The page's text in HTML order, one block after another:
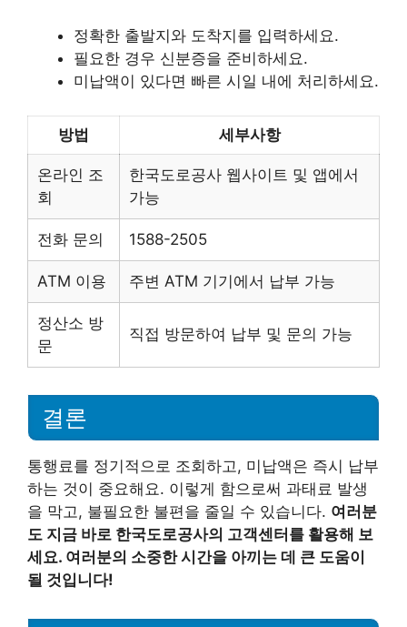
정확한 출발지와 도착지를 입력하세요.
필요한 경우 신분증을 준비하세요.
미납액이 있다면 빠른 시일 내에 처리하세요.
방법 세부사항
온라인 조
회
한국도로공사 웹사이트 및 앱에서
가능
전화 문의 1588-2505
ATM 이용 주변 ATM 기기에서 납부 가능
정산소 방
문
직접 방문하여 납부 및 문의 가능
결론
통행료를 정기적으로 조회하고, 미납액은 즉시 납부
하는 것이 중요해요. 이렇게 함으로써 과태료 발생
을 막고, 불필요한 불편을 줄일 수 있습니다. 여러분
도 지금 바로 한국도로공사의 고객센터를 활용해 보
세요. 여러분의 소중한 시간을 아끼는 데 큰 도움이
될 것입니다!